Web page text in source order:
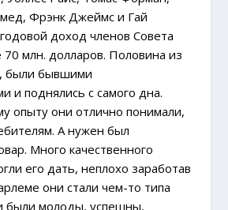
Фрэнк Джеймс и Гай
доход членов Совета
70 млн. долларов. Половина из
были бывшими
и поднялись с самого дна.
опыту они отлично понимали,
А нужен был
Много качественного
его дать, неплохо заработав
они стали чем-то типа
были молоды, успешны,